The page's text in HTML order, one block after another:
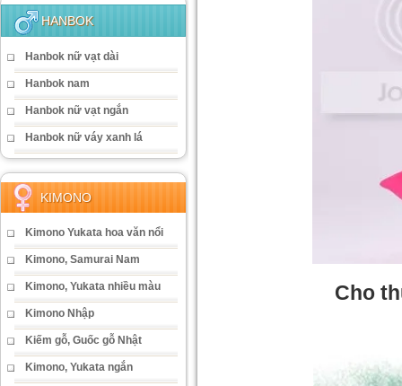
HANBOK
Hanbok nữ vạt dài
Hanbok nam
Hanbok nữ vạt ngắn
Hanbok nữ váy xanh lá
KIMONO
Kimono Yukata hoa văn nổi
Kimono, Samurai Nam
Kimono, Yukata nhiều màu
Kimono Nhập
Kiếm gỗ, Guốc gỗ Nhật
Kimono, Yukata ngắn
Cho